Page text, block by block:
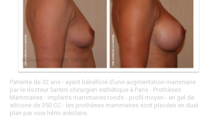
Patiente de 32 ans - ayant bénéficié d'une augmentation mammaire
par le docteur Santini chirurgien esthétique à Paris - Prothèses
Mammaires - implants mammaires ronds - profil moyen - en gel de
silicone de 350 CC - les prothèses mammaires sont placées en dual
plan par voie hémi-aréolaire..